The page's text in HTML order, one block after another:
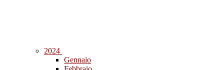
2024
Gennaio